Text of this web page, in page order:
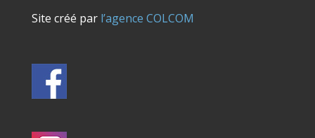
Site créé parl’agence COLCOM